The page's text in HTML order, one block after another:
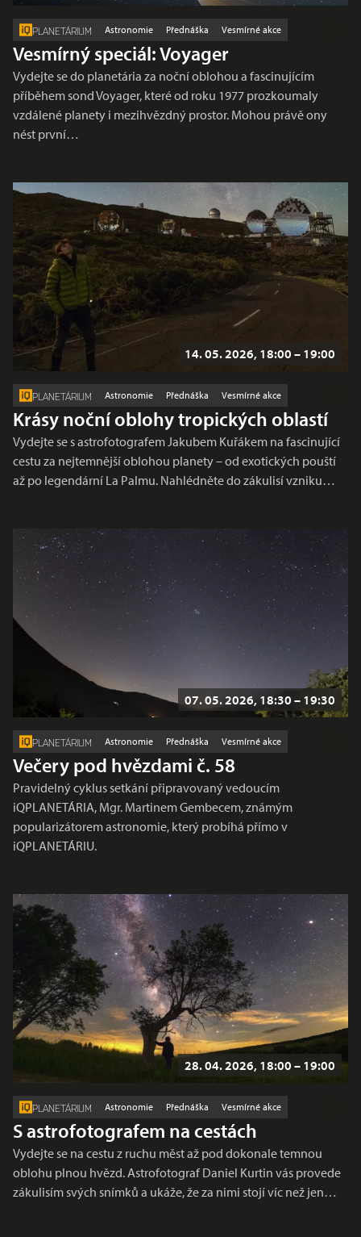
PLANETÁRIUM Astronomie Přednáška Vesmírné akce
Vesmírný speciál: Voyager
Vydejte se do planetária za noční oblohou a fascinujícím
příběhem sond Voyager, které od roku 1977 prozkoumaly
vzdálené planety i mezihvězdný prostor. Mohou právě ony
nést první…
14. 05. 2026, 18:00 – 19:00
PLANETÁRIUM Astronomie Přednáška Vesmírné akce
Krásy noční oblohy tropických oblastí
Vydejte se s astrofotografem Jakubem Kuřákem na fascinující
cestu za nejtemnější oblohou planety – od exotických pouští
až po legendární La Palmu. Nahlédněte do zákulisí vzniku…
07. 05. 2026, 18:30 – 19:30
PLANETÁRIUM Astronomie Přednáška Vesmírné akce
Večery pod hvězdami č. 58
Pravidelný cyklus setkání připravovaný vedoucím
iQPLANETÁRIA, Mgr. Martinem Gembecem, známým
popularizátorem astronomie, který probíhá přímo v
iQPLANETÁRIU.
28. 04. 2026, 18:00 – 19:00
PLANETÁRIUM Astronomie Přednáška Vesmírné akce
S astrofotografem na cestách
Vydejte se na cestu z ruchu měst až pod dokonale temnou
oblohu plnou hvězd. Astrofotograf Daniel Kurtin vás provede
zákulisím svých snímků a ukáže, že za nimi stojí víc než jen…